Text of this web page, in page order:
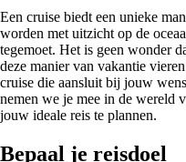
Een cruise biedt een unieke
worden met uitzicht op de
tegemoet. Het is geen wonder
deze manier van vakantie
cruise die aansluit bij jouw
nemen we je mee in de wereld
jouw ideale reis te plannen.
Bepaal je reisdoel